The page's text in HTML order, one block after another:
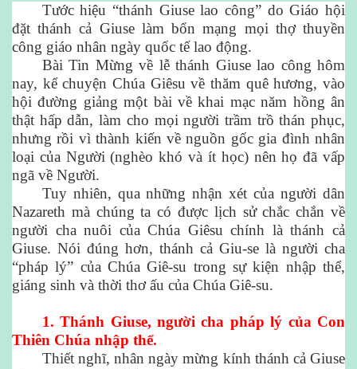
Tước hiệu “thánh Giuse lao công” do Giáo hội
đặt thánh cả Giuse làm bổn mạng mọi thợ thuyền
công giáo nhân ngày quốc tế lao động.
Bài Tin Mừng về lễ thánh Giuse lao công hôm
nay, kể chuyện Chúa Giêsu về thăm quê hương, vào
hội đường giảng một bài về khai mạc năm hồng ân
thật hấp dẫn, làm cho mọi người trầm trồ thán phục,
nhưng rồi vì thành kiến về nguồn gốc gia đình nhân
loại của Người (nghèo khó và ít học) nên họ đã vấp
ngã về Người.
Tuy nhiên, qua những nhận xét của người dân
Nazareth mà chúng ta có được lịch sử chắc chắn về
người cha nuôi của Chúa Giêsu chính là thánh cả
Giuse. Nói đúng hơn, thánh cả Giu-se là người cha
“pháp lý” của Chúa Giê-su trong sự kiện nhập thể,
giáng sinh và thời thơ ấu của Chúa Giê-su.
1. Thánh Giuse, người cha pháp lý của Con
Thiên Chúa nhập thể.
Thiết nghĩ, nhân ngày mừng kính thánh cả Giuse